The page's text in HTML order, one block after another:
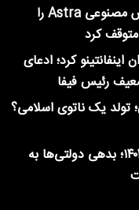
OpenAI توسعه مدل هوش مصنوعی Astra را
کرد
اینفانتینو کرد؛ ادعای
رئیس فیفا
تولد یک ناتوی اسلامی؟
رکوردزنی بدهی دولت در ۱۴۰۴؛ بدهی دولتی‌ها به